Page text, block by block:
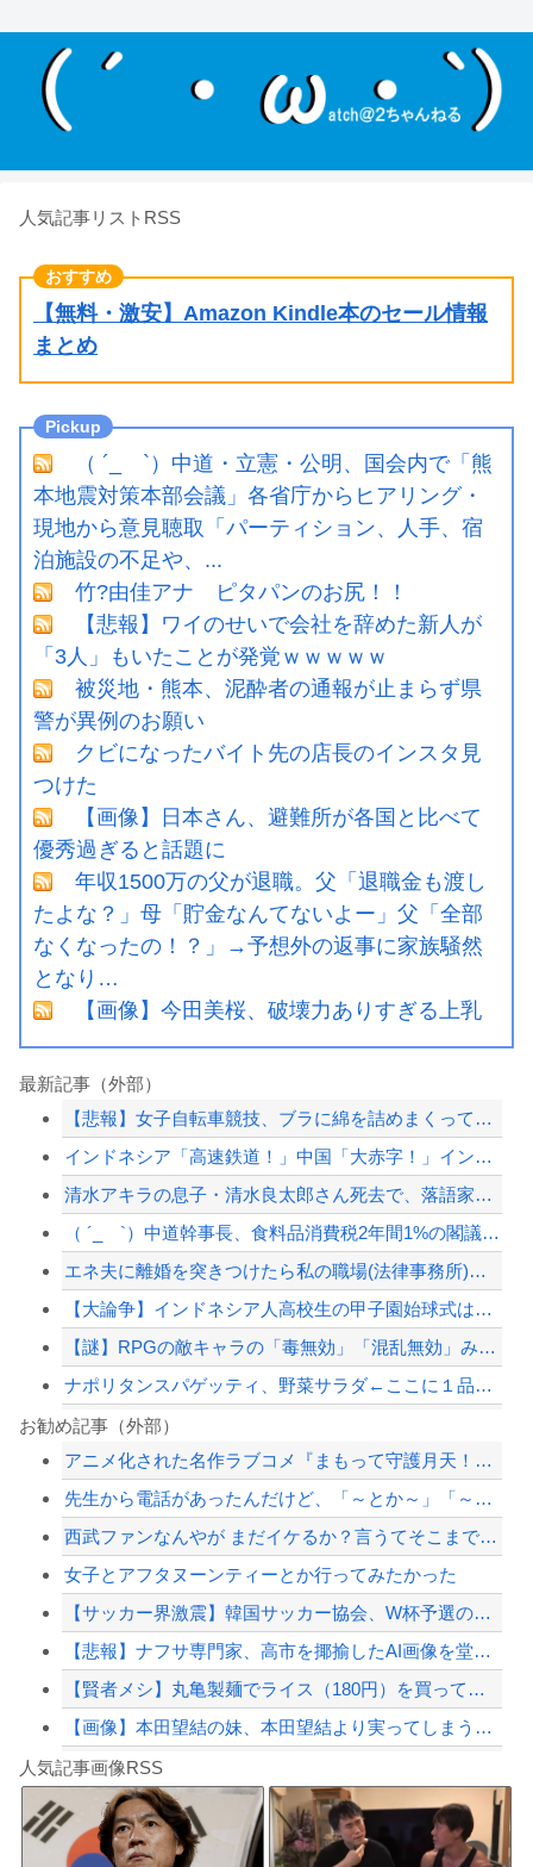
人気記事リストRSS
【無料・激安】Amazon Kindle本のセール情報
まとめ
（ ´_ゝ`）中道・立憲・公明、国会内で「熊
本地震対策本部会議」各省庁からヒアリング・
現地から意見聴取「パーティション、人手、宿
泊施設の不足や、...
竹?由佳アナ ピタパンのお尻！！
【悲報】ワイのせいで会社を辞めた新人が
「3人」もいたことが発覚ｗｗｗｗｗ
被災地・熊本、泥酔者の通報が止まらず県
警が異例のお願い
クビになったバイト先の店長のインスタ見
つけた
【画像】日本さん、避難所が各国と比べて
優秀過ぎると話題に
年収1500万の父が退職。父「退職金も渡し
たよな？」母「貯金なんてないよー」父「全部
なくなったの！？」→予想外の返事に家族騒然
となり…
【画像】今田美桜、破壊力ありすぎる上乳
最新記事（外部）
【悲報】女子自転車競技、ブラに綿を詰めまくって空気抵抗を減らすチート技が発覚ｗｗ...
インドネシア「高速鉄道！」中国「大赤字！」インドネシア「運営会社の株式購入！（負...
清水アキラの息子・清水良太郎さん死去で、落語家・柳家小はだが「いじめ」「暴行」被...
（ ´_ゝ`）中道幹事長、食料品消費税2年間1%の閣議決定を批判 → 記者「中道...
エネ夫に離婚を突きつけたら私の職場(法律事務所)に乗り込んできた 堂々と「離婚の...
【大論争】インドネシア人高校生の甲子園始球式は「国際交流」か「政治利用」か
【謎】RPGの敵キャラの「毒無効」「混乱無効」みたいなのって冷静に考えるとおかし...
ナポリタンスパゲッティ、野菜サラダ←ここに１品加えて最強しろ
『ゴーストリコン ワイルドランズ』無料アプデ！
被災地・熊本、泥酔者の通報が止まらず県警が異例のお願い
被災地・熊本、泥酔者の通報が止まらず県警が異例のお願い
韓国警察、大韓サッカー協会を家宅捜索 代表監督選考巡り
【緊急速報】NYで警官が黒人男性の首を絞め、暴動第二波不可避へ
Powered by livedoor 相互RSS
お勧め記事（外部）
アニメ化された名作ラブコメ『まもって守護月天！』が「全巻99円」の激安セール開催...
先生から電話があったんだけど、「～とか～」「～とか考えて～」と何度も言ってたのが...
西武ファンなんやが まだイケるか？言うてそこまで深刻な状況ちゃうよな？
女子とアフタヌーンティーとか行ってみたかった
【サッカー界激震】韓国サッカー協会、W杯予選の審判に“性接待”していたことが発覚...
【悲報】ナフサ専門家、高市を揶揄したAI画像を堂々と載せる （※画像あり）
【賢者メシ】丸亀製麺でライス（180円）を買って天かす乗っけてタレをかけて食うと...
【画像】本田望結の妹、本田望結より実ってしまうｗｗｗｗｗｗｗｗ
白石「あ、あきら様……？」あきら「……白石」
8/4のニュース
人気記事画像RSS